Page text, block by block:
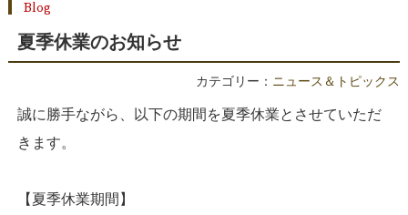
Blog
夏季休業のお知らせ
カテゴリー： ニュース＆トピックス
誠に勝手ながら、以下の期間を夏季休業とさせていただ
きます。
【夏季休業期間】